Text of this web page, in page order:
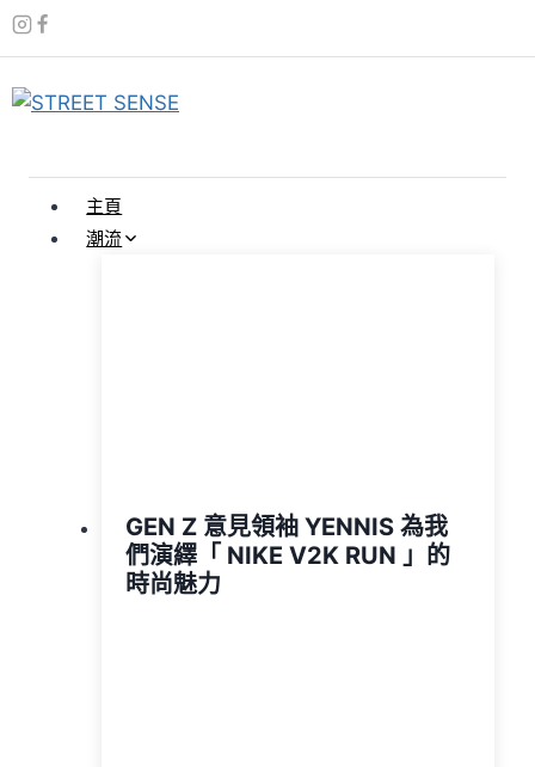
Skip
主頁
潮流
GEN Z 意見領袖 YENNIS 為我
們演繹「 NIKE V2K RUN 」的
時尚魅力